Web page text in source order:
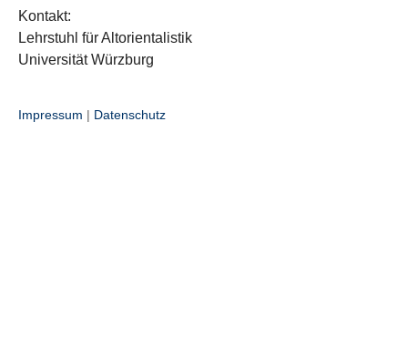
Kontakt:
Lehrstuhl für Altorientalistik
Universität Würzburg
Impressum | Datenschutz